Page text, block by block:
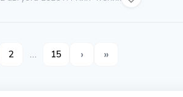
2 … 15 › »